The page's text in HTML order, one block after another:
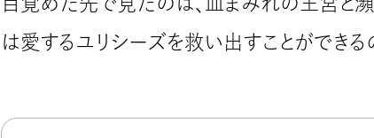
は愛するユリシーズを救い出すことができる